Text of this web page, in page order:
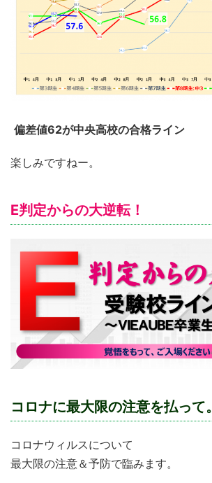
偏差値62が中央高校の合格ライン
楽しみですねー。
E判定からの大逆転！
コロナに最大限の注意を払って。
コロナウィルスについて
最大限の注意＆予防で臨みます。